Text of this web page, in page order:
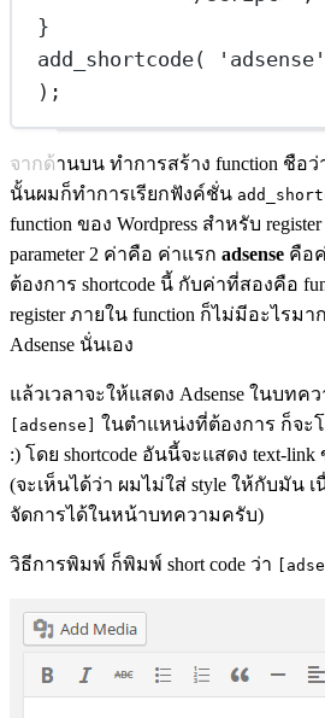
}
add_shortcode( 'adsense'
);
จากด้านบน ทำการสร้าง function ชือว่
นั้นผมก็ทำการเรียกฟังค์ชั่น
function ของ Wordpress สำหรับ
parameter 2 ค่าคือ ค่าแรก adsense คือ
ต้องการ shortcode นี้ กับค่าที่สองคือ
register ภายใน function ก็ไม่มีอะไรมา
Adsense นั่นเอง
แล้วเวลาจะให้แสดง Adsense ในบทค
[adsense]
ในตำแหน่งที่ต้องการ ก็จะโ
:) โดย shortcode อันนี้จะแสดง text-
(จะเห็นได้ว่า ผมไม่ใส่ style ให้กับมัน
จัดการได้ในหน้าบทความครับ)
วิธีการพิมพ์ ก็พิมพ์ short code ว่า